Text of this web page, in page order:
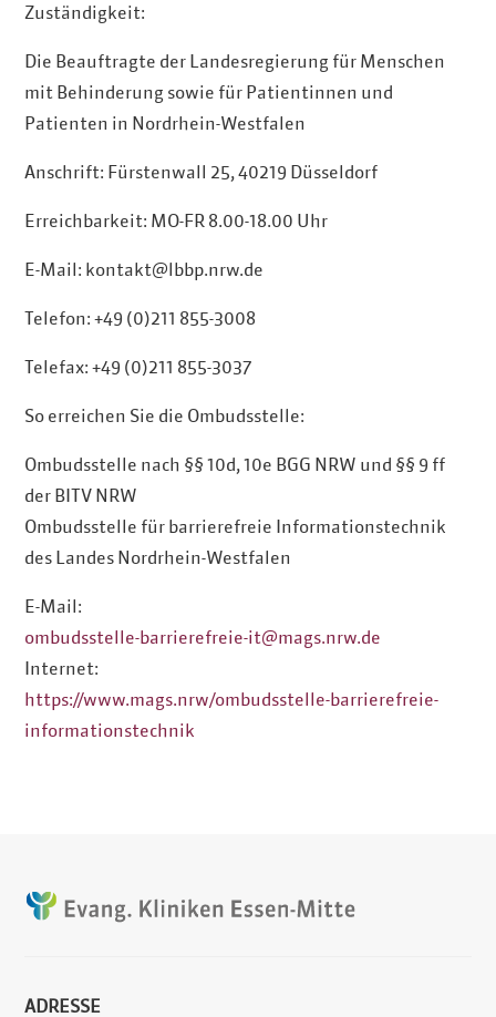
Zuständigkeit:
Die Beauftragte der Landesregierung für Menschen
mit Behinderung sowie für Patientinnen und
Patienten in Nordrhein-Westfalen
Anschrift: Fürstenwall 25, 40219 Düsseldorf
Erreichbarkeit: MO-FR 8.00-18.00 Uhr
E-Mail: kontakt@lbbp.nrw.de
Telefon: +49 (0)211 855-3008
Telefax: +49 (0)211 855-3037
So erreichen Sie die Ombudsstelle:
Ombudsstelle nach §§ 10d, 10e BGG NRW und §§ 9 ff
der BITV NRW
Ombudsstelle für barrierefreie Informationstechnik
des Landes Nordrhein-Westfalen
E-Mail:
ombudsstelle-barrierefreie-it@mags.nrw.de
Internet:
https://www.mags.nrw/ombudsstelle-barrierefreie-
informationstechnik
ADRESSE